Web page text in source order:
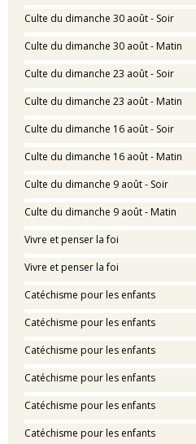
Culte du dimanche 30 août - Soir
Culte du dimanche 30 août - Matin
Culte du dimanche 23 août - Soir
Culte du dimanche 23 août - Matin
Culte du dimanche 16 août - Soir
Culte du dimanche 16 août - Matin
Culte du dimanche 9 août - Soir
Culte du dimanche 9 août - Matin
Vivre et penser la foi
Vivre et penser la foi
Catéchisme pour les enfants
Catéchisme pour les enfants
Catéchisme pour les enfants
Catéchisme pour les enfants
Catéchisme pour les enfants
Catéchisme pour les enfants